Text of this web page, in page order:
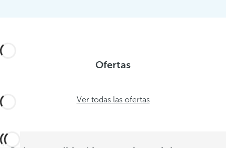
Ofertas
Ver todas las ofertas